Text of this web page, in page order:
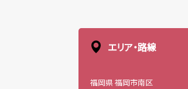
エリア・路線
福岡県 福岡市南区